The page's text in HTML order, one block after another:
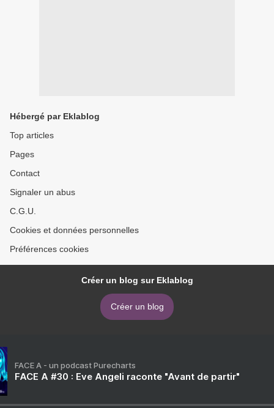
Hébergé par Eklablog
Top articles
Pages
Contact
Signaler un abus
C.G.U.
Cookies et données personnelles
Préférences cookies
Créer un blog sur Eklablog
Créer un blog
FACE A - un podcast Purecharts
FACE A #30 : Eve Angeli raconte "Avant de partir"